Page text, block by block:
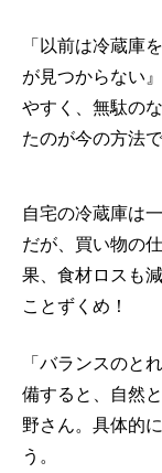
「以前は冷蔵庫
が見つからない
やすく、無駄の
たのが今の方法で
自宅の冷蔵庫は
だが、買い物の
果、食材ロスも
ことずくめ！
「バランスのと
備すると、自然
野さん。具体的
う。